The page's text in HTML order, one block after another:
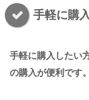
手軽に購
手軽に購入したい
の購入が便利です。